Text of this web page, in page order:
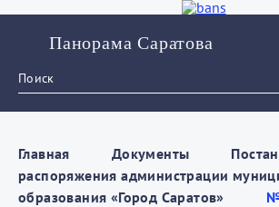
Панорама Саратова
Главная Документы
распоряжения администрации
образования «Город Саратов»
№